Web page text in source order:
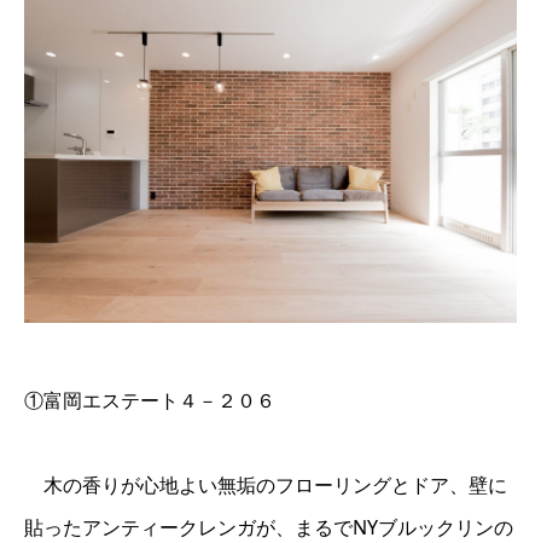
①富岡エステート４－２０６
木の香りが心地よい無垢のフローリングとドア、壁に
貼ったアンティークレンガが、まるでNYブルックリンの